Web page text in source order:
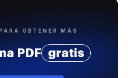
OBTENER MÁS
PDF gratis